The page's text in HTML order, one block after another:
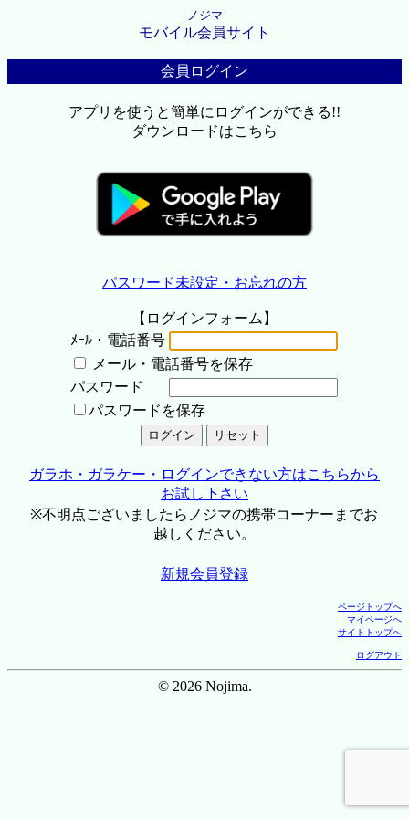
ノジマ
モバイル会員サイト
会員ログイン
アプリを使うと簡単にログインができる!!
ダウンロードはこちら
パスワード未設定・お忘れの方
【ログインフォーム】
ﾒｰﾙ・電話番号
メール・電話番号を保存
パスワード
パスワードを保存
ガラホ・ガラケー・ログインできない方はこちらから
お試し下さい
※不明点ございましたらノジマの携帯コーナーまでお
越しください。
新規会員登録
ページトップへ
マイページへ
サイトトップへ
ログアウト
© 2026 Nojima.